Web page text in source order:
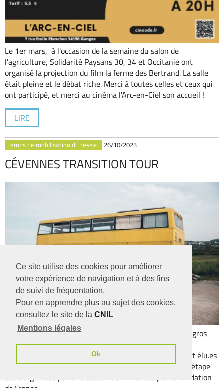
Ce site utilise des cookies pour améliorer
votre expérience de navigation et à des fins
de suivi de fréquentation.
Pour en apprendre plus au sujet des cookies,
consultez le site de la CNIL
Mentions légales
Ok
Le 1er mars, à l'occasion de la semaine du salon de
l'agriculture, Solidarité Paysans 30, 34 et Occitanie ont
organisé la projection du film la ferme des Bertrand. La salle
était pleine et le débat riche. Merci à toutes celles et ceux qui
ont participé, et merci au cinéma l'Arc-en-Ciel son accueil !
LIRE
Temps de mobilisation du réseau 26/10/2023
CÉVENNES TRANSITION TOUR
Les 28 et 29 septembre vous avez peut-être aperçu ce gros
bus jaune sur nos routes Cévenoles...
Il transportait acteur.ices du territoire, technicien.nes et élu.es
de la Fondation de France. Il s'est arrêté 7 fois. Chaque étape
était organisée par une association financée par la Fondation